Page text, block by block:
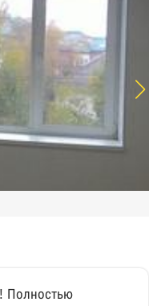
! Полностью